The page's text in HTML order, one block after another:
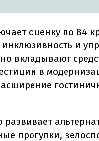
оценку по 84
инклюзивность и
вкладывают
в
развивает
прогулки,